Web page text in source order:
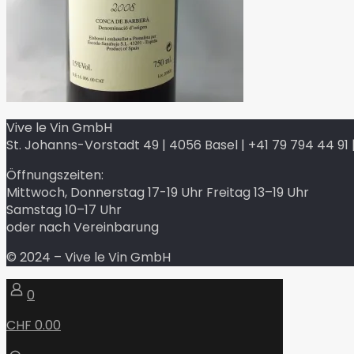
Vive le Vin GmbH
St. Johanns-Vorstadt 49 | 4056 Basel | +41 79 794 44
Öffnungszeiten:
Mittwoch, Donnerstag 17-19 Uhr Freitag 13–19 Uhr
Samstag 10–17 Uhr
oder nach Vereinbarung
© 2024 – Vive le Vin GmbH
0
CHF 0.00